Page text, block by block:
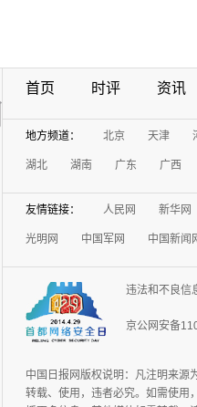
首页 时评 资讯
地方频道： 北京 天津
湖北 湖南 广东 广西
友情链接： 人民网 新华网
光明网 中国军网 中国新闻
违法和不良信
京公网安备
中国日报网版权说明：凡注明来源
转载、使用，违者必究。如需使用